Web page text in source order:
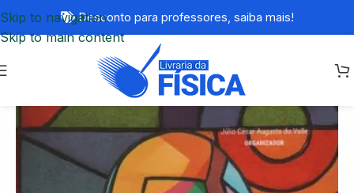
Skip to navigation
Skip to main content
Desconto para professores, saiba mais!